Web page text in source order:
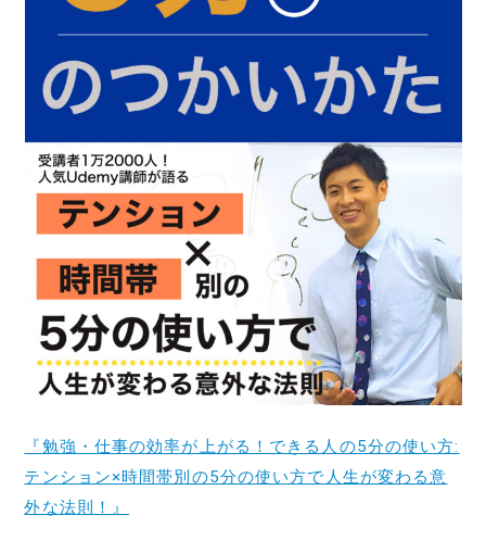
『勉強・仕事の効率が上がる！できる人の5分の使い方:
テンション×時間帯別の5分の使い方で人生が変わる意
外な法則！』